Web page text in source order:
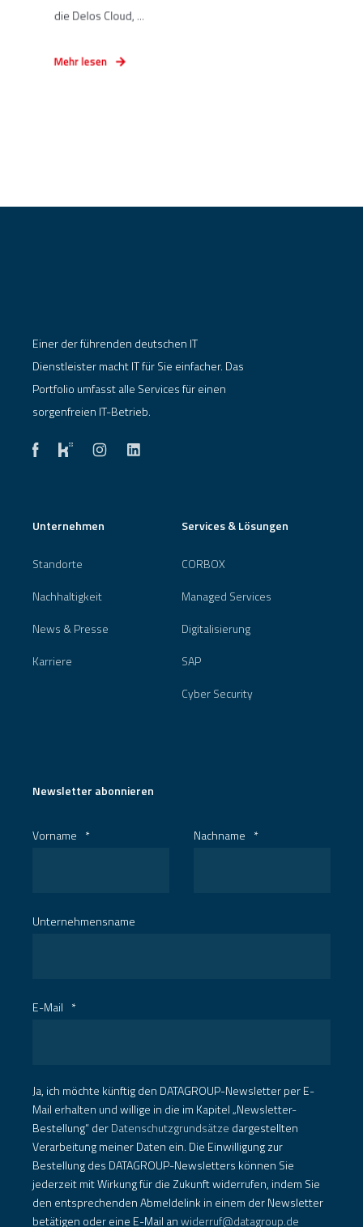
die Delos Cloud, ...
Mehr lesen
Einer der führenden deutschen IT
Dienstleister macht IT für Sie einfacher. Das
sorgenfreien IT-Betrieb.
Unternehmen
Standorte
Services & Lösungen
CORBOX
Managed Services
SAP
Newsletter abonnieren
Ja, ich möchte künftig den DATAGROUP-Newsletter per E-
Mail erhalten und willige in die im Kapitel „Newsletter-
Bestellung“ derDatenschutzgrundsätzedargestellten
Verarbeitung meiner Daten ein. Die Einwilligung zur
Bestellung des DATAGROUP-Newsletters können Sie